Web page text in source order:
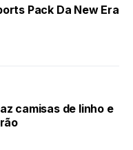
Pack Da New Era
camisas de linho e